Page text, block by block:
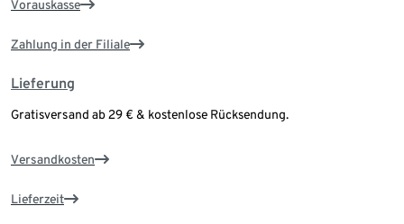
Vorauskasse
Zahlung in der Filiale
Lieferung
Gratisversand ab 29 € & kostenlose Rücksendung.
Versandkosten
Lieferzeit